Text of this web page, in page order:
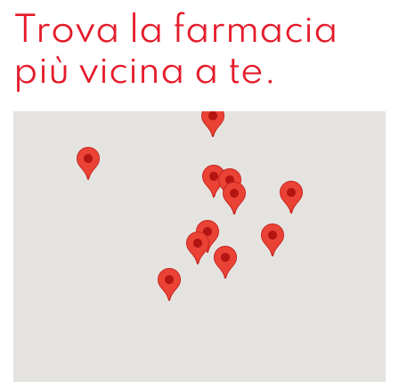
Trova la farmacia
più vicina a te.